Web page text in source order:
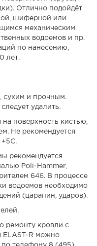
Отлично подойдёт
шиферной или
механическим
водоемов и пр.
по нанесению,
лет.
сухим и прочным.
удалить.
поверхность кистью,
Не рекомендуется
+5С.
рекомендуется
Poli-Hammer,
646. В процессе
водоемов необходимо
(царапин, ударов).
ремонту кровли с
ELAST-R можно